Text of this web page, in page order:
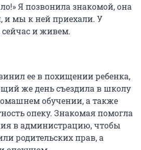
Я позвонила знакомой, она
и мы к ней приехали. У
и живем.
ее в похищении ребенка,
же день съездила в школу
обучении, а также
опеку. Знакомая помогла
в администрацию, чтобы
родительских прав, а